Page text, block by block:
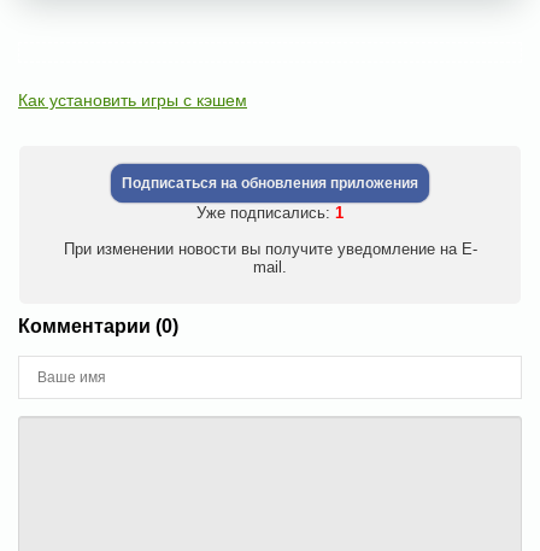
Как установить игры с кэшем
Подписаться на обновления приложения
Уже подписались: 1
При изменении новости вы получите уведомление на E-
mail.
Комментарии (0)